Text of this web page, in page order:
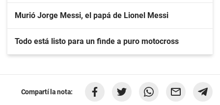
Murió Jorge Messi, el papá de Lionel Messi
Todo está listo para un finde a puro motocross
Compartí la nota: